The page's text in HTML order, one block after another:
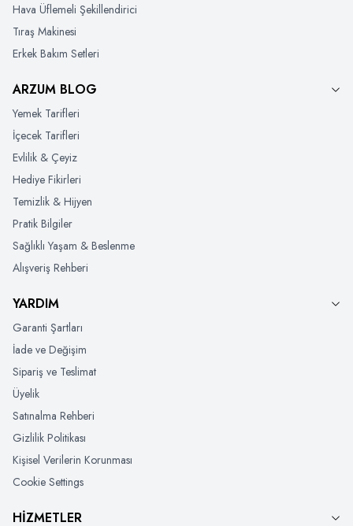
Hava Üflemeli Şekillendirici
Tıraş Makinesi
Erkek Bakım Setleri
ARZUM BLOG
Yemek Tarifleri
İçecek Tarifleri
Evlilik & Çeyiz
Hediye Fikirleri
Temizlik & Hijyen
Pratik Bilgiler
Sağlıklı Yaşam & Beslenme
Alışveriş Rehberi
YARDIM
Garanti Şartları
İade ve Değişim
Sipariş ve Teslimat
Üyelik
Satınalma Rehberi
Gizlilik Politikası
Kişisel Verilerin Korunması
Cookie Settings
HİZMETLER